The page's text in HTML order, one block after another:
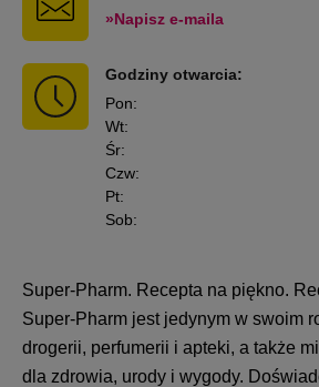
»Napisz e-maila
Godziny otwarcia:
Pon:
Wt:
Śr:
Czw:
Pt:
Sob:
Super-Pharm. Recepta na piękno.
Super-Pharm jest jedynym w swoim
drogerii, perfumerii i apteki, a także
dla zdrowia, urody i wygody.